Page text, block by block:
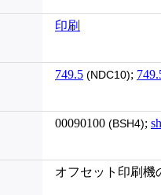
印刷
749.5 (NDC10);
00090100 (BSH4);
オフセット印刷機